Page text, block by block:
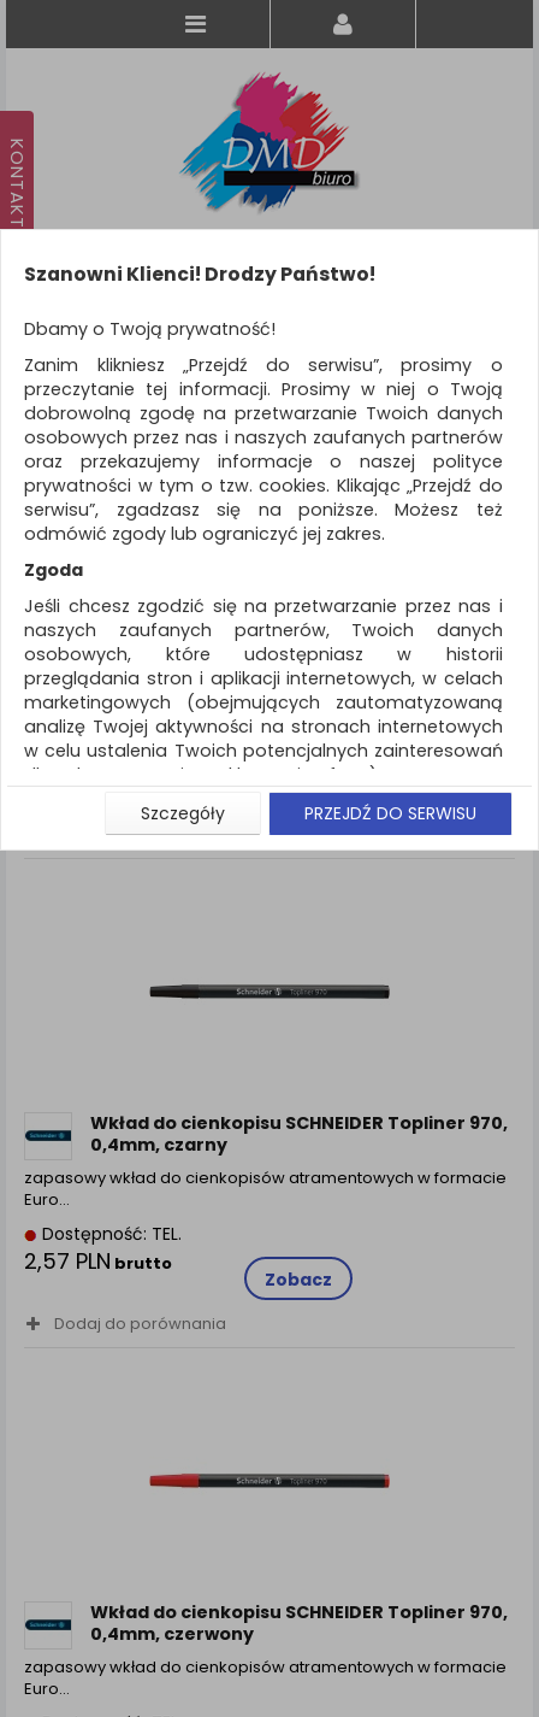
KATEGORIE
WSZYSTKIE KATEGORIE
FILTRY
Więcej
REKLAMA
AKTUALNOŚCI
Artykuły do pisania i korygowania Cienkopisy
ZNALEZIONYCH PRODUKTÓW: 4 Porównaj (0 )
Sortuj po Standardowe
Siatka Lista
Wkład do cienkopisu SCHNEIDER Topliner 970,
0,4mm, czarny
zapasowy wkład do cienkopisów atramentowych w formacie
Euro…
Dostępność: TEL.
2,57 PLN brutto
Zobacz
Dodaj do porównania
Wkład do cienkopisu SCHNEIDER Topliner 970,
0,4mm, czerwony
zapasowy wkład do cienkopisów atramentowych w formacie
Euro…
Szanowni Klienci! Drodzy Państwo!
Dbamy o Twoją prywatność!
Zanim klikniesz „Przejdź do serwisu”, prosimy o
przeczytanie tej informacji. Prosimy w niej o Twoją
dobrowolną zgodę na przetwarzanie Twoich danych
osobowych przez nas i naszych zaufanych partnerów
oraz przekazujemy informacje o naszej polityce
prywatności w tym o tzw. cookies. Klikając „Przejdź do
serwisu”, zgadzasz się na poniższe. Możesz też
odmówić zgody lub ograniczyć jej zakres.
Zgoda
Jeśli chcesz zgodzić się na przetwarzanie przez nas i
naszych zaufanych partnerów, Twoich danych
osobowych, które udostępniasz w historii
przeglądania stron i aplikacji internetowych, w celach
marketingowych (obejmujących zautomatyzowaną
analizę Twojej aktywności na stronach internetowych
w celu ustalenia Twoich potencjalnych zainteresowań
dla dostosowania reklamy i oferty), w tym na
umieszczanie tzw. cookies na Twoich urządzeniach i
ich odczytywanie, kliknij przycisk „Przejdź do serwisu”.
Jeśli nie chcesz wyrazić zgody lub ograniczyć jej
W przypadku użytkowników zalogowanych, aby
Państwu prawidłowych informacji o promocjach czy
cenach indywidualnych, ważna jest Państwa
wcześniejsza zgoda której udzieliliście podczas
zakładania konta.
dowolnym momencie wycofać.
Polityka prywatności (rozwiń)
Klauzula Informacyjna (rozwiń)
Szczegóły PRZEJDŹ DO SERWISU